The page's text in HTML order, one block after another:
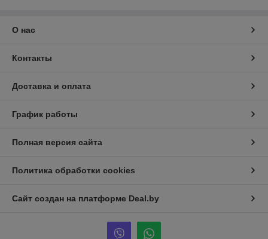
О нас
Контакты
Доставка и оплата
График работы
Полная версия сайта
Политика обработки cookies
Сайт создан на платформе Deal.by